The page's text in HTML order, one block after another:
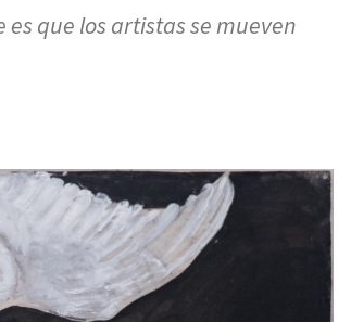
es que los artistas se mueven